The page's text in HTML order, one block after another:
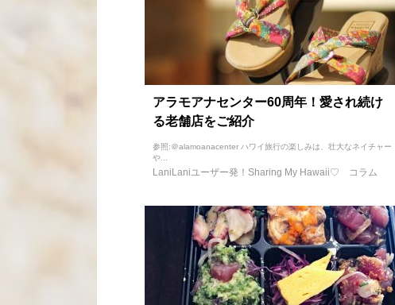
アラモアナセンター60周年！愛され続け
る老舗店をご紹介
参照:＠alamoanacenter ハワイ旅行の楽しみは、壮大なネイチャー
や...
LaniLaniユーザー発！Sharing My Hawaii♡ コラム